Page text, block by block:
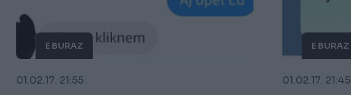
E BURAZ
01.02.17. 21:55
E BURAZ
01.02.17. 21:45